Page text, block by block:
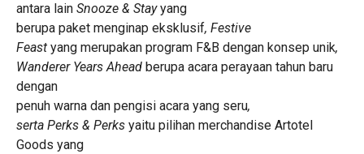
antara lain Snooze & Stayyang
berupa paket menginap eksklusif, Festive
Feast yang merupakan program F&B dengan konsep unik,
Wanderer Years Ahead berupa acara perayaan tahun baru
dengan
penuh warna dan pengisi acara yang seru,
serta Perks & Perks yaitu pilihan merchandise Artotel
Goods yang